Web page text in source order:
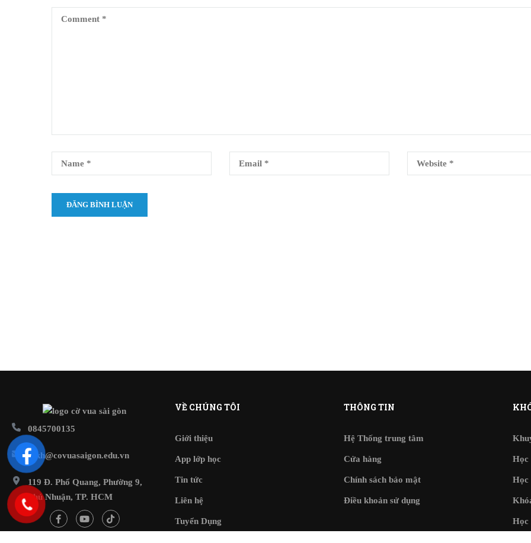
0845700135
cskh@covuasaigon.edu.vn
119 Đ. Phổ Quang, Phường 9,
Phú Nhuận, TP. HCM
VỀ CHÚNG TÔI
Giới thiệu
App lớp học
Tin tức
Liên hệ
Tuyển Dụng
THÔNG TIN
Hệ Thống trung tâm
Cửa hàng
Chính sách bảo mật
Điều khoản sử dụng
Học
Học
Học